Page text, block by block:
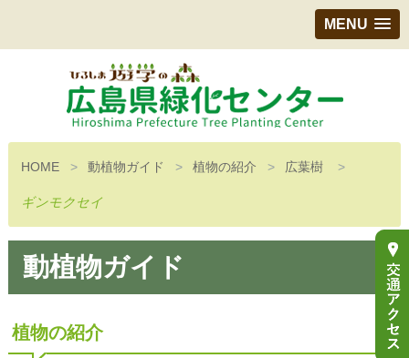
MENU
HOME 動植物ガイド 植物の紹介 広葉樹
ギンモクセイ
動植物ガイド
植物の紹介